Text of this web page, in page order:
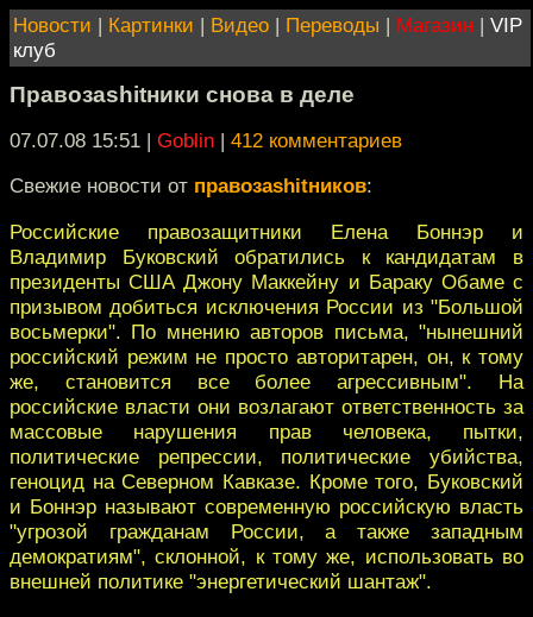
Новости | Картинки | Видео | Переводы | Магазин | VIP
клуб
Правозаshitники снова в деле
07.07.08 15:51 | Goblin | 412 комментариев
Свежие новости от правозаshitников:
Российские правозащитники Елена Боннэр и
Владимир Буковский обратились к кандидатам в
президенты США Джону Маккейну и Бараку Обаме с
призывом добиться исключения России из "Большой
восьмерки". По мнению авторов письма, "нынешний
российский режим не просто авторитарен, он, к тому
же, становится все более агрессивным". На
российские власти они возлагают ответственность за
массовые нарушения прав человека, пытки,
политические репрессии, политические убийства,
геноцид на Северном Кавказе. Кроме того, Буковский
и Боннэр называют современную российскую власть
"угрозой гражданам России, а также западным
демократиям", склонной, к тому же, использовать во
внешней политике "энергетический шантаж".